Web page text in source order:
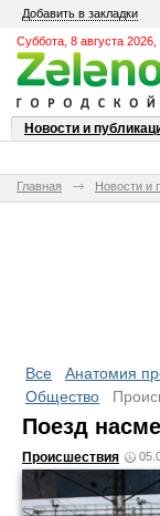
Добавить в закладки
Суббота, 8 августа 2026,
Новости и
Главная Новости и
Все Анатомия
Общество
Поезд
Происшествия